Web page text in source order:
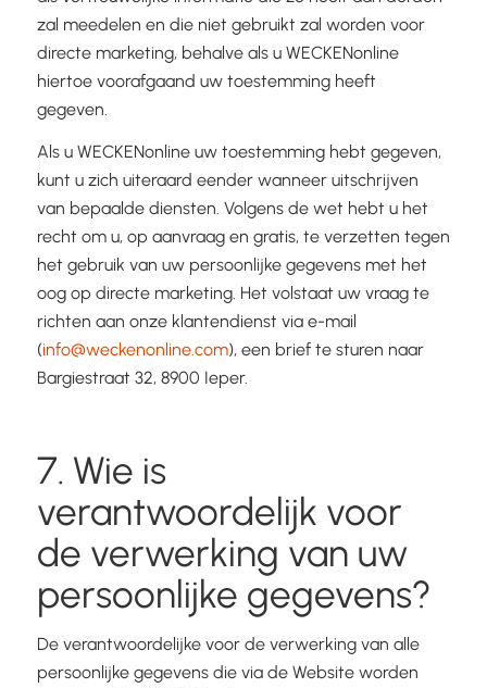
zal meedelen en die niet gebruikt zal worden voor
directe marketing, behalve als u WECKENonline
hiertoe voorafgaand uw toestemming heeft
gegeven.
Als u WECKENonline uw toestemming hebt gegeven,
kunt u zich uiteraard eender wanneer uitschrijven
van bepaalde diensten. Volgens de wet hebt u het
recht om u, op aanvraag en gratis, te verzetten tegen
het gebruik van uw persoonlijke gegevens met het
oog op directe marketing. Het volstaat uw vraag te
richten aan onze klantendienst via e-mail
(info@weckenonline.com), een brief te sturen naar
Bargiestraat 32, 8900 Ieper.
7. Wie is
verantwoordelijk voor
de verwerking van uw
persoonlijke gegevens?
De verantwoordelijke voor de verwerking van alle
persoonlijke gegevens die via de Website worden